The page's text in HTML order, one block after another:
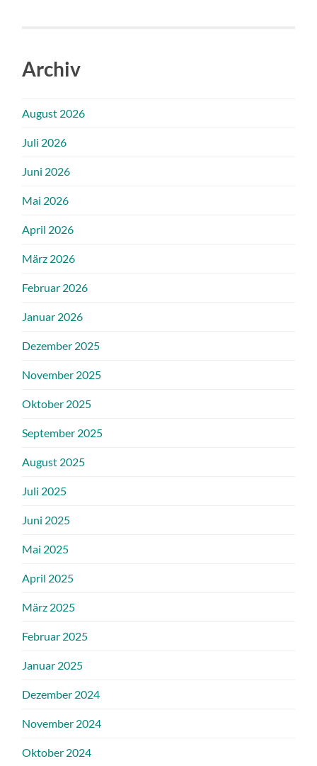
Archiv
August 2026
Juli 2026
Juni 2026
Mai 2026
April 2026
März 2026
Februar 2026
Januar 2026
Dezember 2025
November 2025
Oktober 2025
September 2025
August 2025
Juli 2025
Juni 2025
Mai 2025
April 2025
März 2025
Februar 2025
Januar 2025
Dezember 2024
November 2024
Oktober 2024